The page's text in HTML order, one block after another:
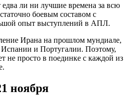
ли ни лучшие времена за всю
боевым составом с
опыт выступлений в АПЛ.
Ирана на прошлом мундиале,
Испании и Португалии. Поэтому,
не просто в поединке с каждой из
ноября